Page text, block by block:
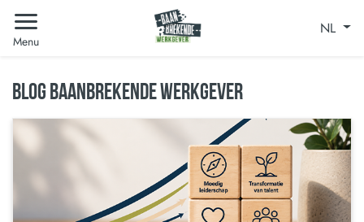
Menu
NL
BLOG BAANBREKENDE WERKGEVER